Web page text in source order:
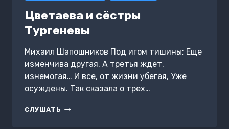
Цветаева и сёстры
Тургеневы
Михаил Шапошников Под игом тишины; Еще
изменчива другая, А третья ждет,
изнемогая… И все, от жизни убегая, Уже
осуждены. Так сказала о трех…
СЛУШАТЬ ЦВЕТАЕВА